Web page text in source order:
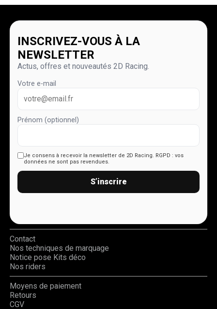
INSCRIVEZ-VOUS À LA
NEWSLETTER
Actus, offres et nouveautés 2D Racing.
Votre e-mail
Prénom (optionnel)
Je consens à recevoir la newsletter de 2D Racing. RGPD : vos
données ne sont pas revendues.
S’inscrire
Contact
Nos techniques de marquage
Notice pose Kits déco
Nos riders
Moyens de paiement
Retours
CGV